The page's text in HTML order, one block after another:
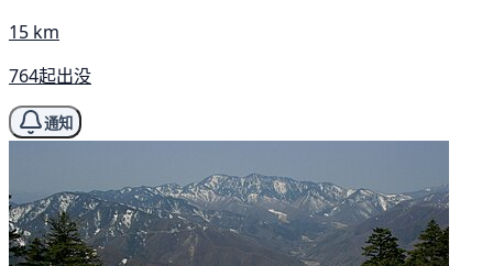
15 km
764起出没
通知